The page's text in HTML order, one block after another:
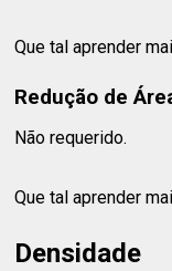
Que tal aprender
Redução de
Não requerido.
Que tal aprender
Densidade